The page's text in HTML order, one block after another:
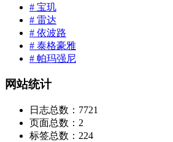
# 宝玑
# 雷达
# 依波路
# 泰格豪雅
# 帕玛强尼
网站统计
日志总数： 7721
页面总数： 2
标签总数： 224